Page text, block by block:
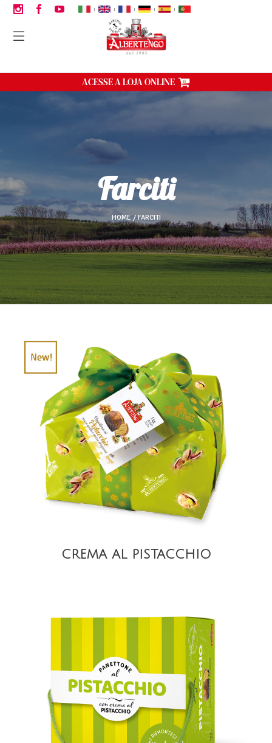
| | | | |
ACESSE A LOJA ONLINE
farciti
HOME FARCITI
VISTA
CREMA AL PISTACCHIO
VISTA